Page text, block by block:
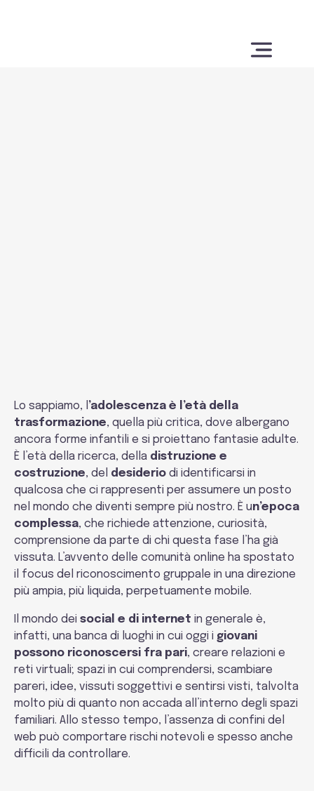
Lo sappiamo, l ’adolescenza è l’età della
trasformazione, quella più critica, dove albergano
ancora forme infantili e si proiettano fantasie adulte.
È l’età della ricerca, della distruzione e
costruzione, del desiderio di identificarsi in
qualcosa che ci rappresenti per assumere un posto
nel mondo che diventi sempre più nostro. È un’epoca
complessa, che richiede attenzione, curiosità,
comprensione da parte di chi questa fase l’ha già
vissuta. L’avvento delle comunità online ha spostato
il focus del riconoscimento gruppale in una direzione
più ampia, più liquida, perpetuamente mobile.
Il mondo dei social e di internet in generale è,
infatti, una banca di luoghi in cui oggi i giovani
possono riconoscersi fra pari, creare relazioni e
reti virtuali; spazi in cui comprendersi, scambiare
pareri, idee, vissuti soggettivi e sentirsi visti, talvolta
molto più di quanto non accada all’interno degli spazi
familiari. Allo stesso tempo, l’assenza di confini del
web può comportare rischi notevoli e spesso anche
difficili da controllare.